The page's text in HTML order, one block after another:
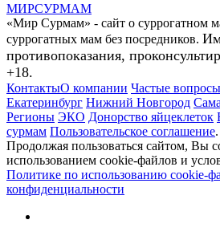
МИРСУРМАМ
«Мир Сурмам» - сайт о суррогатном
суррогатных мам без посредников.
противопоказания,
+18.
КонтактыО компании Частые вопросы
Екатеринбург Нижний Новгород
Регионы ЭКО Донорство яйцеклеток
сурмам Пользовательское соглашение.
Продолжая пользоваться сайтом, Вы
использованием cookie-файлов и
Политике по использованию cookie-
конфиденциальности